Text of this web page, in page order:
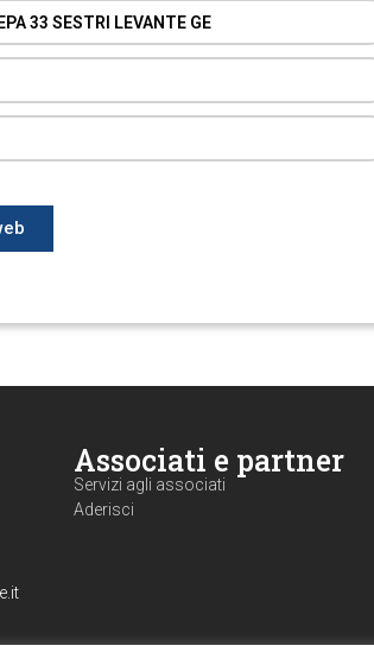
33 SESTRI LEVANTE GE
Associati e partner
Servizi agli associati
Aderisci